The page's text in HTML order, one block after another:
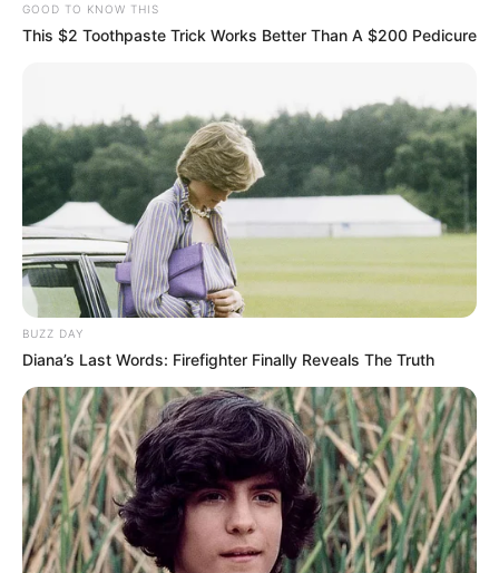
GOOD TO KNOW THIS
This $2 Toothpaste Trick Works Better Than A $200 Pedicure
BUZZ DAY
Diana’s Last Words: Firefighter Finally Reveals The Truth